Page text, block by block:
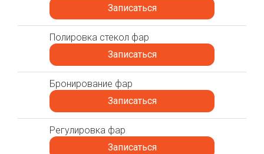
Записаться
Полировка стекол фар
Записаться
Бронирование фар
Записаться
Регулировка фар
Записаться